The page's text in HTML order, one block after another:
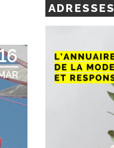
ADRESSES